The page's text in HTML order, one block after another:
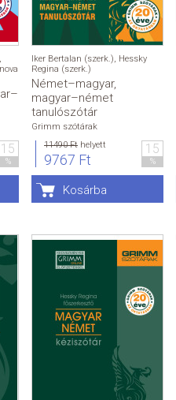
,
15
%
Iker Bertalan (szerk.), Hessky
Regina (szerk.)
Német–magyar,
magyar–német
tanulószótár
Grimm szótárak
11490 Ft helyett
9767 Ft
15
%
Kosárba